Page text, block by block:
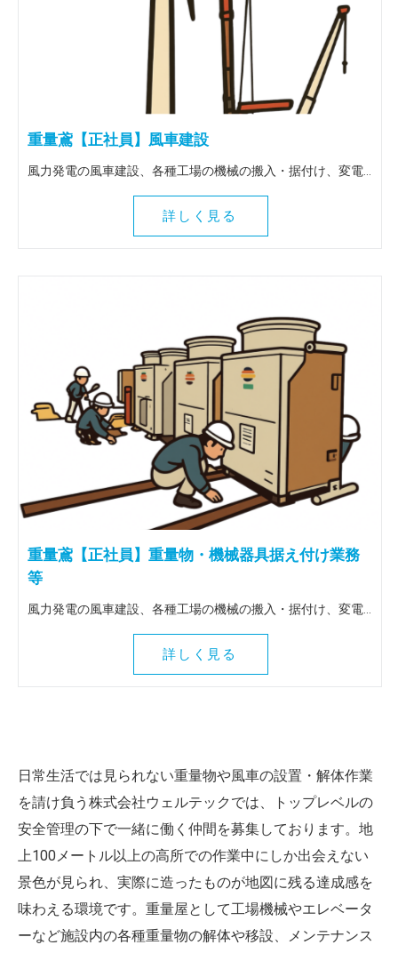
重量鳶【正社員】風車建設
詳しく見る
重量鳶【正社員】重量物・機械器具据え付け業務
等
詳しく見る
日常生活では見られない重量物や風車の設置・解体作業
を請け負う株式会社ウェルテックでは、トップレベルの
安全管理の下で一緒に働く仲間を募集しております。地
上100メートル以上の高所での作業中にしか出会えない
景色が見られ、実際に造ったものが地図に残る達成感を
味わえる環境です。重量屋として工場機械やエレベータ
ーなど施設内の各種重量物の解体や移設、メンテナンス